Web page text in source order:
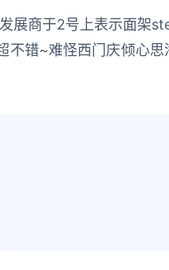
商于2号上表示面架
不错~难怪西门庆倾心